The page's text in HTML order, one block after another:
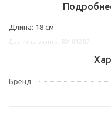
Длина: 18 см
Бренд